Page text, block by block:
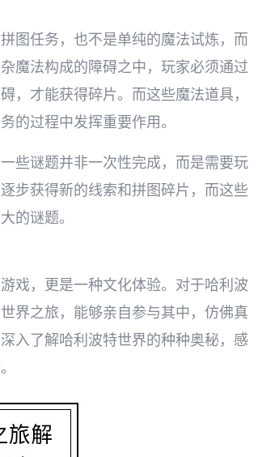
图任务，也不是单纯的魔法试炼，而
魔法构成的障碍之中，玩家必须通过
，才能获得碎片。而这些魔法道具，
的过程中发挥重要作用。
些谜题并非一次性完成，而是需要玩
步获得新的线索和拼图碎片，而这些
的谜题。
戏，更是一种文化体验。对于哈利波
界之旅，能够亲自参与其中，仿佛真
入了解哈利波特世界的种种奥秘，感